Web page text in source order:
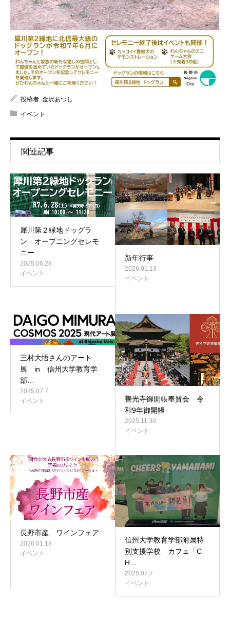
投稿者: 金沢あつし
イベント
関連記事
犀川第２緑地ドッグラ
ン オープニングセレモ
ニー…
2025.06.28
イベント
新年行事
2026.01.13
イベント
三村大悟さんのアート
展 in 信州大学教育学
部…
2025.07.7
イベント
善光寺御開帳奉賛会 令
和9年御開帳
2025.11.30
イベント
長野市産 ワインフェア
2026.01.18
イベント
信州大学教育学部附属特
別支援学校 カフェ「C
H…
2025.07.7
イベント